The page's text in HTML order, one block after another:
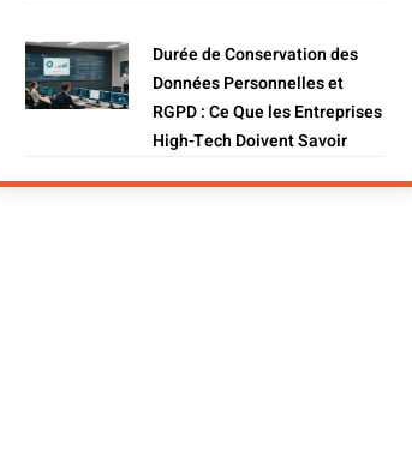
Durée de Conservation des
Données Personnelles et
RGPD : Ce Que les Entreprises
High-Tech Doivent Savoir